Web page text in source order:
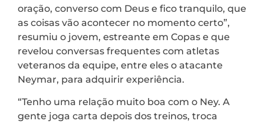
oração, converso com Deus e fico tranquilo, que
as coisas vão acontecer no momento certo”,
resumiu o jovem, estreante em Copas e que
revelou conversas frequentes com atletas
veteranos da equipe, entre eles o atacante
Neymar, para adquirir experiência.
“Tenho uma relação muito boa com o Ney. A
gente joga carta depois dos treinos, troca